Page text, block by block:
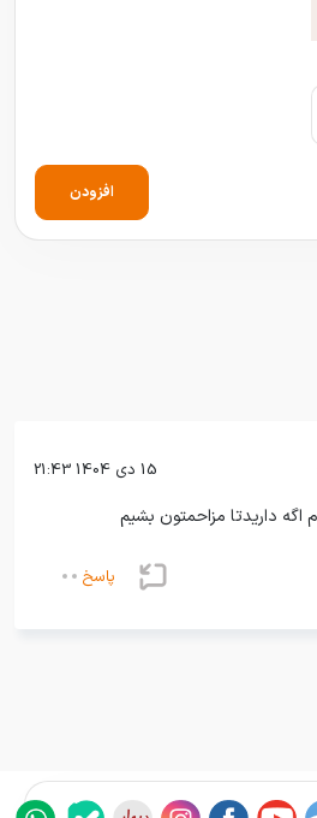
افزودن
15 دی 1404 21:43
داریدتا مزاحمتون بشیم
پاسخ